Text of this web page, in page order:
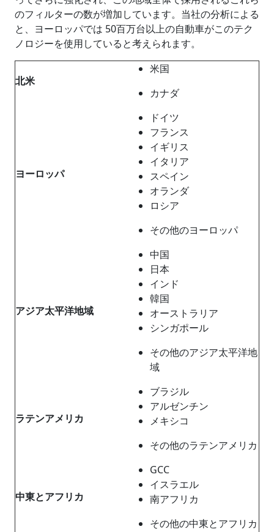
のフィルターの数が増加しています。当社の分析による
と、ヨーロッパでは 50百万台以上の自動車がこのテク
ノロジーを使用していると考えられます。
北米
米国
カナダ
ヨーロッパ
ドイツ
フランス
イギリス
イタリア
スペイン
オランダ
ロシア
その他のヨーロッパ
アジア太平洋地域
中国
日本
インド
韓国
オーストラリア
シンガポール
その他のアジア太平洋地
域
ラテンアメリカ
ブラジル
アルゼンチン
メキシコ
その他のラテンアメリカ
中東とアフリカ
GCC
イスラエル
南アフリカ
その他の中東とアフリカ